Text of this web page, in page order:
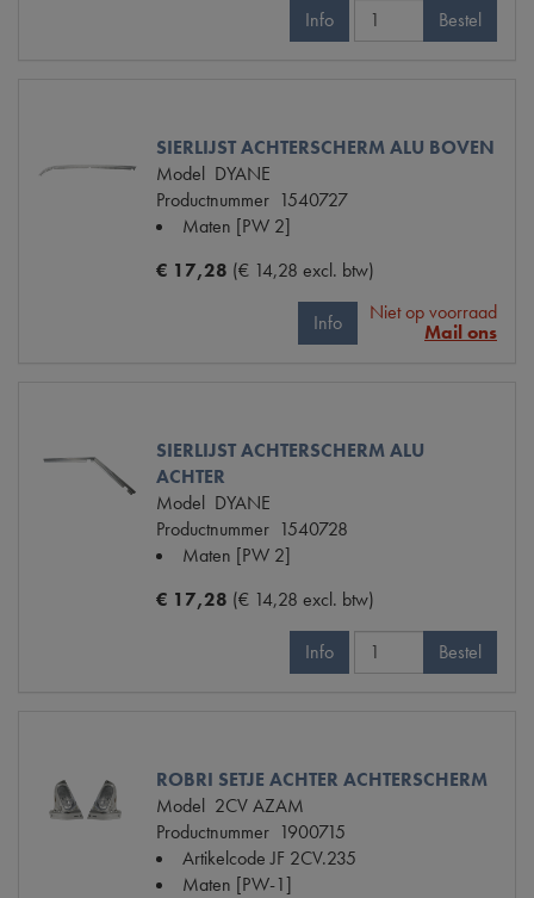
Info Bestel
SIERLIJST ACHTERSCHERM ALU BOVEN
Model DYANE
Productnummer 1540727
Maten [PW 2]
€ 17,28 (€ 14,28 excl. btw)
Info
Niet op voorraad
Mail ons
SIERLIJST ACHTERSCHERM ALU
ACHTER
Model DYANE
Productnummer 1540728
Maten [PW 2]
€ 17,28 (€ 14,28 excl. btw)
Info Bestel
ROBRI SETJE ACHTER ACHTERSCHERM
Model 2CV AZAM
Productnummer 1900715
Artikelcode JF 2CV.235
Maten [PW-1]